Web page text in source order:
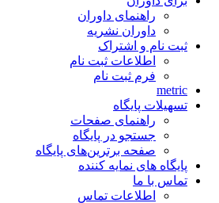
راهنمای داوران
داوران نشریه
ثبت نام و اشتراک
اطلاعات ثبت نام
فرم ثبت نام
metric
تسهیلات پایگاه
راهنمای صفحات
جستجو در پایگاه
صفحه برترین‌های پایگاه
پایگاه های نمایه کننده
تماس با ما
اطلاعات تماس